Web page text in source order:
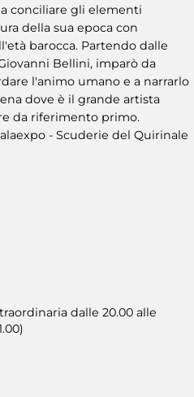
conciliare gli elementi
della sua epoca con
barocca. Partendo dalle
Bellini, imparò da
l'animo umano e a narrarlo
dove è il grande artista
da riferimento primo.
- Scuderie del Quirinale
dalle 20.00 alle